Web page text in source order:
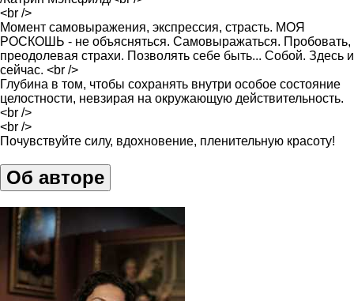
<br />
Момент самовыражения, экспрессия, страсть. МОЯ
РОСКОШЬ - не объясняться. Самовыражаться. Пробовать,
преодолевая страхи. Позволять себе быть... Собой. Здесь и
сейчас. <br />
Глубина в том, чтобы сохранять внутри особое состояние
целостности, невзирая на окружающую действительность.
<br />
<br />
Почувствуйте силу, вдохновение, пленительную красоту!
Об авторе